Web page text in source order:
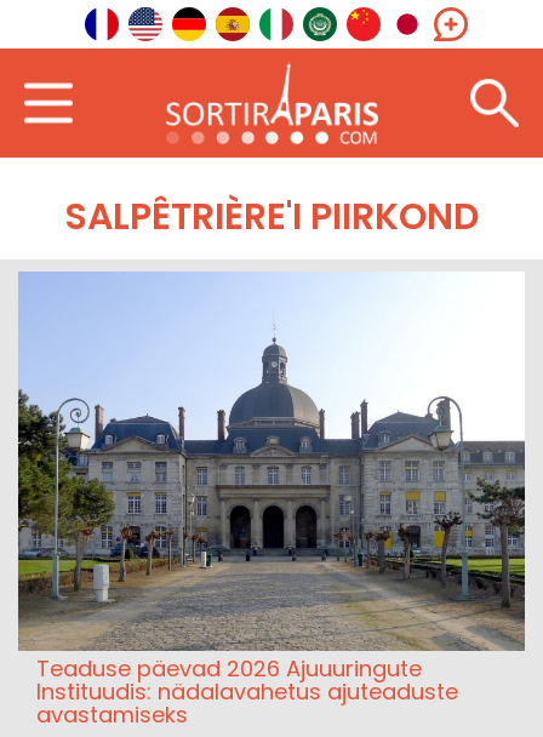
SALPÊTRIÈRE'I PIIRKOND
Teaduse päevad 2026 Ajuuuringute
Instituudis: nädalavahetus ajuteaduste
avastamiseks